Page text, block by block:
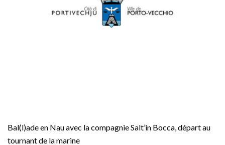
Bal(l)ade en Nau avec la compagnie Salt’in Bocca, départ au
tournant de la marine